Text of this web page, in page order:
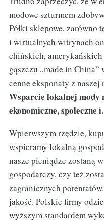
modowe szturmem
Półki sklepowe, zarówno
i wirtualnych witrynach
chińskich,
gąszczu „made in
cenne eksponaty z naszej
Wsparcie lokalnej mody
ekonomiczne, społeczne
Wpierwszym rzędzie,
wspieramy lokalną
nasze pieniądze zostaną
gospodarczy, czy też
zagranicznych
jakość. Polskie firmy
wyższym standardem